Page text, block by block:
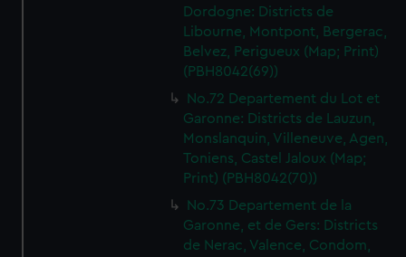
Dordogne: Districts de
Libourne, Montpont, Bergerac,
Belvez, Perigueux (Map; Print)
(PBH8042(69))
No.72 Departement du Lot et
Garonne: Districts de Lauzun,
Monslanquin, Villeneuve, Agen,
Toniens, Castel Jaloux (Map;
Print) (PBH8042(70))
No.73 Departement de la
Garonne, et de Gers: Districts
de Nerac, Valence, Condom,